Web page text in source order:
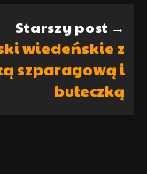
Starszy post →
wiedeńskie z
szparagową i
bułeczką